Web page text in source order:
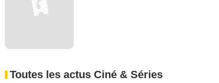
Toutes les actus Ciné & Séries